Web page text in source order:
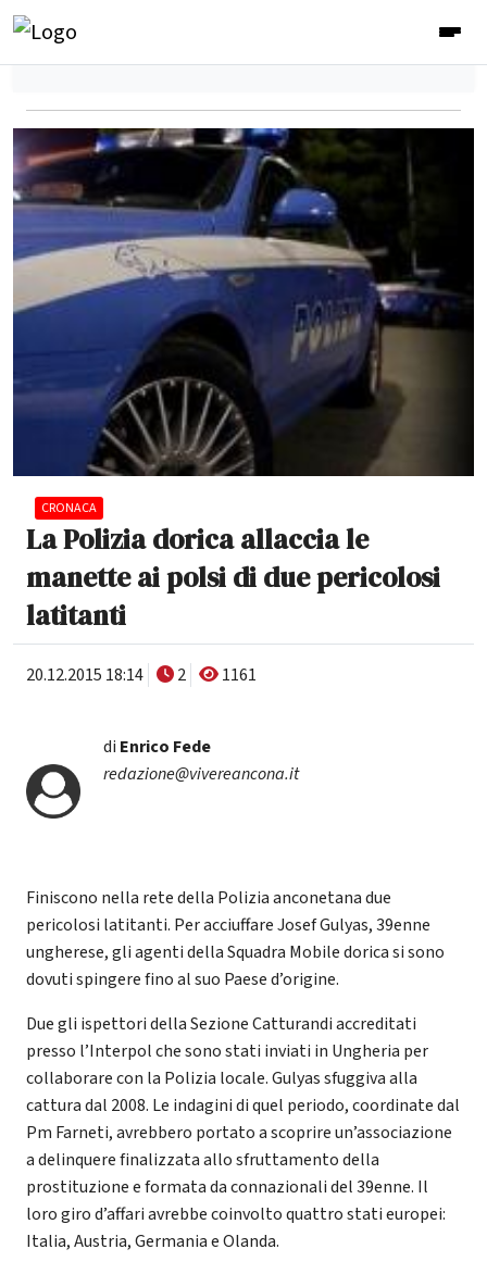
CRONACA
La Polizia dorica allaccia le
manette ai polsi di due pericolosi
latitanti
20.12.2015 18:14 2 1161
di Enrico Fede
redazione@vivereancona.it
Finiscono nella rete della Polizia anconetana due
pericolosi latitanti. Per acciuffare Josef Gulyas, 39enne
ungherese, gli agenti della Squadra Mobile dorica si sono
dovuti spingere fino al suo Paese d’origine.
Due gli ispettori della Sezione Catturandi accreditati
presso l’Interpol che sono stati inviati in Ungheria per
collaborare con la Polizia locale. Gulyas sfuggiva alla
cattura dal 2008. Le indagini di quel periodo, coordinate dal
Pm Farneti, avrebbero portato a scoprire un’associazione
a delinquere finalizzata allo sfruttamento della
prostituzione e formata da connazionali del 39enne. Il
loro giro d’affari avrebbe coinvolto quattro stati europei:
Italia, Austria, Germania e Olanda.